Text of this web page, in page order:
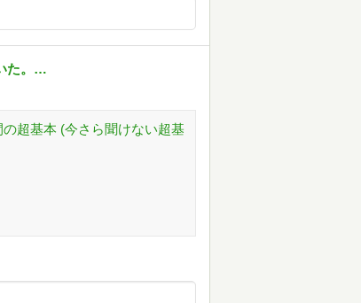
た。…
超基本 (今さら聞けない超基